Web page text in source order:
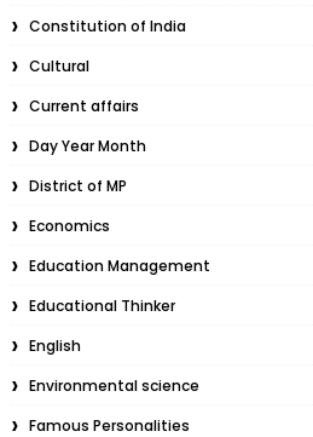
Constitution of India
Cultural
Current affairs
Day Year Month
District of MP
Economics
Education Management
Educational Thinker
English
Environmental science
Famous Personalities